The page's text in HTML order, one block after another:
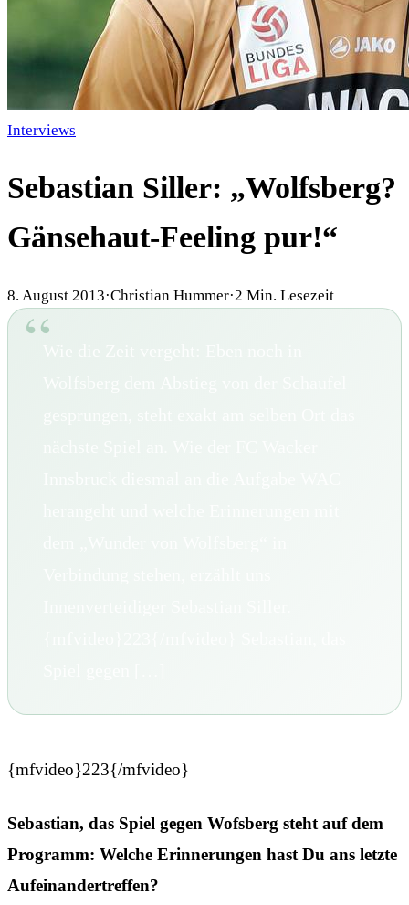
Interviews
Sebastian Siller: „Wolfsberg?
Gänsehaut-Feeling pur!“
8. August 2013·Christian Hummer·2 Min. Lesezeit
{mfvideo}223{/mfvideo}
Sebastian, das Spiel gegen Wofsberg steht auf dem
Programm: Welche Erinnerungen hast Du ans letzte
Aufeinandertreffen?